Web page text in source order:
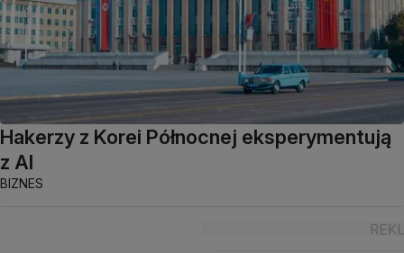
Hakerzy z Korei Północnej eksperymentują
z AI
BIZNES